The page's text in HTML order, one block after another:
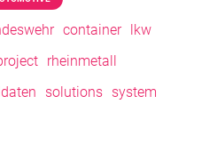
container
lkw
rheinmetall
solutions system